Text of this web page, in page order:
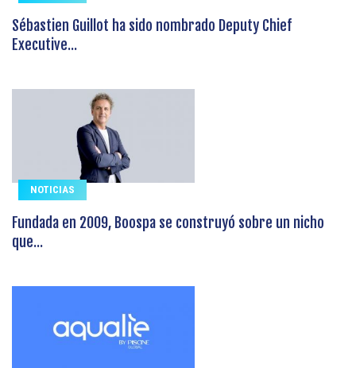
Sébastien Guillot ha sido nombrado Deputy Chief
Executive...
NOTICIAS
Fundada en 2009, Boospa se construyó sobre un nicho
que...